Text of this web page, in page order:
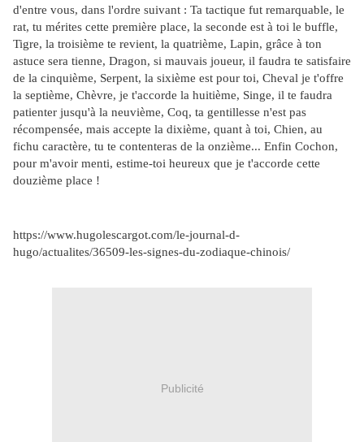
d'entre vous, dans l'ordre suivant : Ta tactique fut remarquable, le
rat, tu mérites cette première place, la seconde est à toi le buffle,
Tigre, la troisième te revient, la quatrième, Lapin, grâce à ton
astuce sera tienne, Dragon, si mauvais joueur, il faudra te satisfaire
de la cinquième, Serpent, la sixième est pour toi, Cheval je t'offre
la septième, Chèvre, je t'accorde la huitième, Singe, il te faudra
patienter jusqu'à la neuvième, Coq, ta gentillesse n'est pas
récompensée, mais accepte la dixième, quant à toi, Chien, au
fichu caractère, tu te contenteras de la onzième... Enfin Cochon,
pour m'avoir menti, estime-toi heureux que je t'accorde cette
douzième place !
https://www.hugolescargot.com/le-journal-d-
hugo/actualites/36509-les-signes-du-zodiaque-chinois/
Publicité